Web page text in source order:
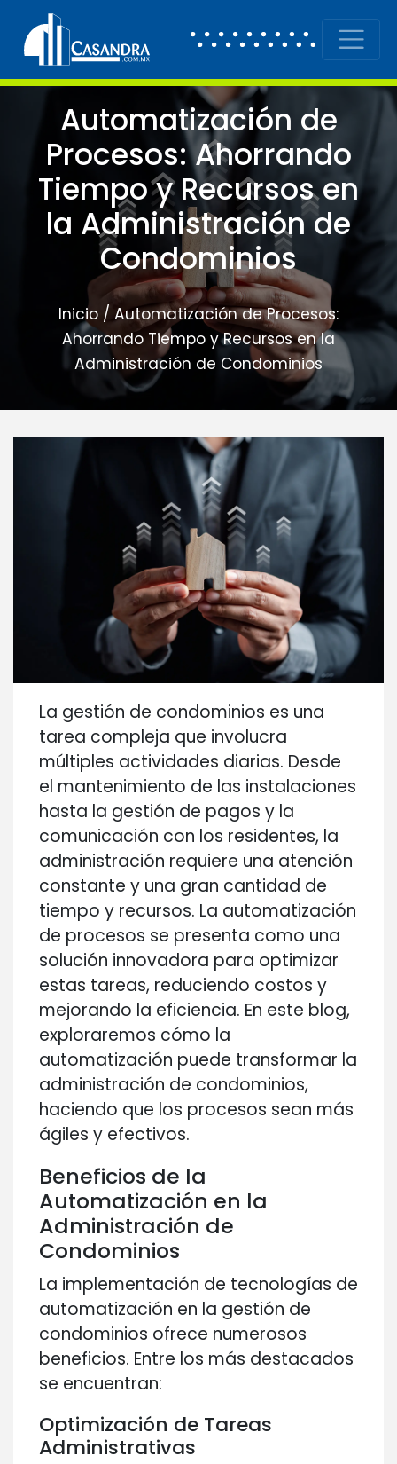
Skip to content
Main Navigation
Automatización de
Procesos: Ahorrando
Tiempo y Recursos en
la Administración de
Condominios
Inicio / Automatización de Procesos:
Ahorrando Tiempo y Recursos en la
Administración de Condominios
La gestión de condominios es una
tarea compleja que involucra
múltiples actividades diarias. Desde
el mantenimiento de las instalaciones
hasta la gestión de pagos y la
comunicación con los residentes, la
administración requiere una atención
constante y una gran cantidad de
tiempo y recursos. La automatización
de procesos se presenta como una
solución innovadora para optimizar
estas tareas, reduciendo costos y
mejorando la eficiencia. En este blog,
exploraremos cómo la
automatización puede transformar la
administración de condominios,
haciendo que los procesos sean más
ágiles y efectivos.
Beneficios de la
Automatización en la
Administración de
Condominios
La implementación de tecnologías de
automatización en la gestión de
condominios ofrece numerosos
beneficios. Entre los más destacados
se encuentran:
Optimización de Tareas
Administrativas